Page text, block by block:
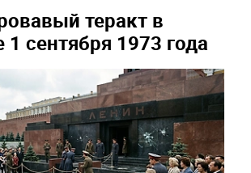
теракт в
1 сентября 1973 года